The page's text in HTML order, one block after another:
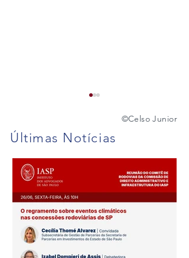
Fenelon Barretto Rost
novamente entre os mais
admirados
©️Celso Junior
Últimas Notícias